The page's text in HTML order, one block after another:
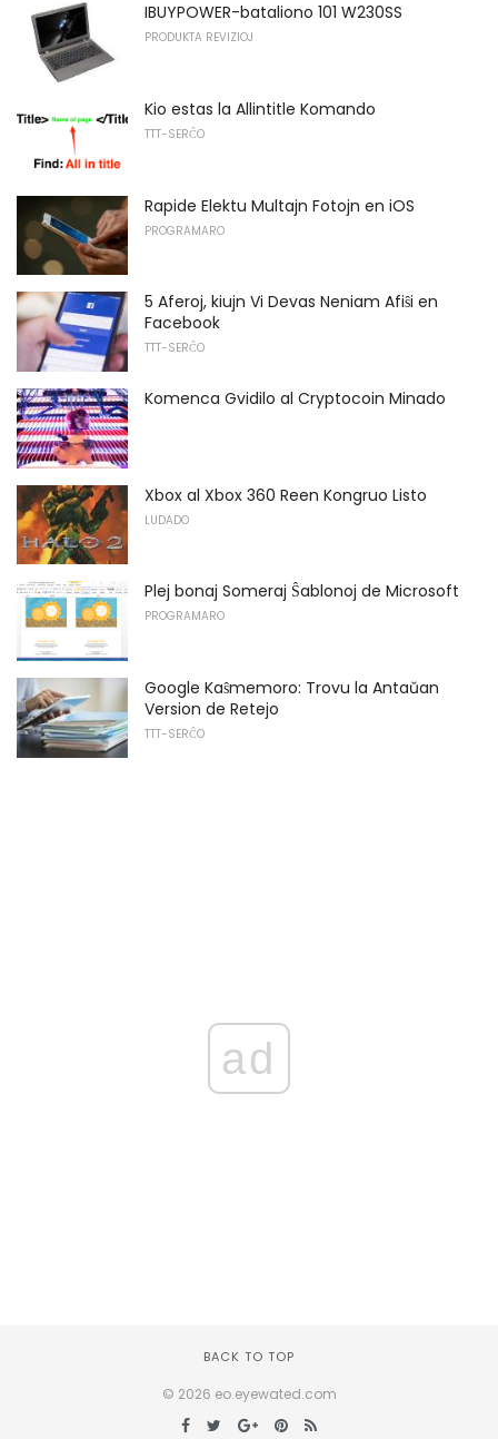
IBUYPOWER-bataliono 101 W230SS
PRODUKTA REVIZIOJ
Kio estas la Allintitle Komando
TTT-SERĈO
Rapide Elektu Multajn Fotojn en iOS
PROGRAMARO
5 Aferoj, kiujn Vi Devas Neniam Afiŝi en
Facebook
TTT-SERĈO
Komenca Gvidilo al Cryptocoin Minado
Xbox al Xbox 360 Reen Kongruo Listo
LUDADO
Plej bonaj Someraj Ŝablonoj de Microsoft
PROGRAMARO
Google Kaŝmemoro: Trovu la Antaŭan
Version de Retejo
TTT-SERĈO
ad
BACK TO TOP
© 2026 eo.eyewated.com